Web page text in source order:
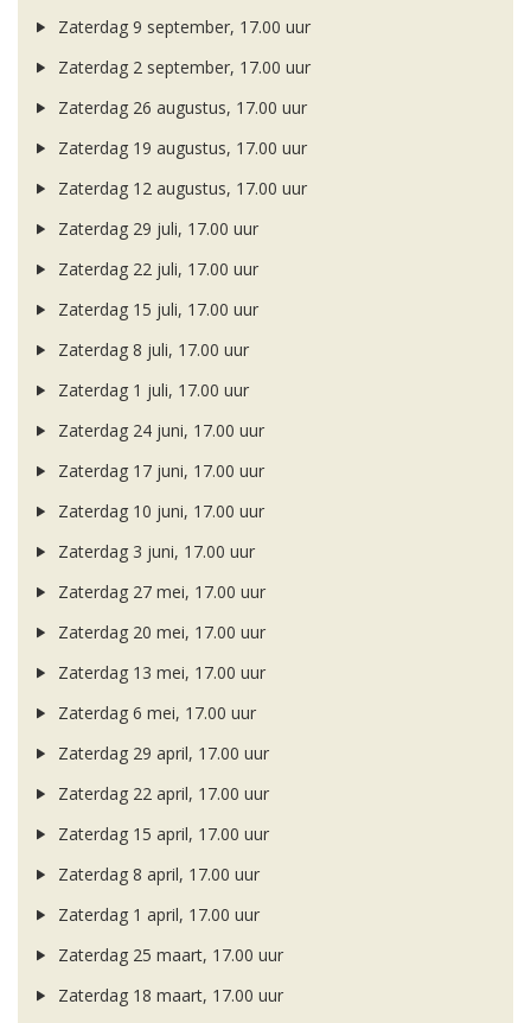
Zaterdag 9 september, 17.00 uur
Zaterdag 2 september, 17.00 uur
Zaterdag 26 augustus, 17.00 uur
Zaterdag 19 augustus, 17.00 uur
Zaterdag 12 augustus, 17.00 uur
Zaterdag 29 juli, 17.00 uur
Zaterdag 22 juli, 17.00 uur
Zaterdag 15 juli, 17.00 uur
Zaterdag 8 juli, 17.00 uur
Zaterdag 1 juli, 17.00 uur
Zaterdag 24 juni, 17.00 uur
Zaterdag 17 juni, 17.00 uur
Zaterdag 10 juni, 17.00 uur
Zaterdag 3 juni, 17.00 uur
Zaterdag 27 mei, 17.00 uur
Zaterdag 20 mei, 17.00 uur
Zaterdag 13 mei, 17.00 uur
Zaterdag 6 mei, 17.00 uur
Zaterdag 29 april, 17.00 uur
Zaterdag 22 april, 17.00 uur
Zaterdag 15 april, 17.00 uur
Zaterdag 8 april, 17.00 uur
Zaterdag 1 april, 17.00 uur
Zaterdag 25 maart, 17.00 uur
Zaterdag 18 maart, 17.00 uur